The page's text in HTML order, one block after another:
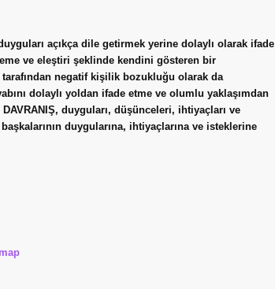
açıkça dile getirmek yerine dolaylı olarak ifade
ve eleştiri şeklinde kendini gösteren bir
negatif kişilik bozukluğu olarak da
dolaylı yoldan ifade etme ve olumlu yaklaşımdan
duyguları, düşünceleri, ihtiyaçları ve
duygularına, ihtiyaçlarına ve isteklerine